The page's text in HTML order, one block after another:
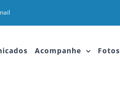
Acompanhe Fotos